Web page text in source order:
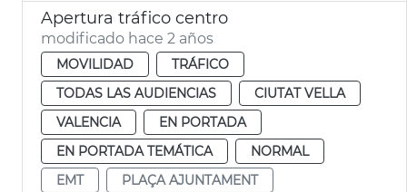
Apertura tráfico centro
modificado hace 2 años
MOVILIDAD
TRÁFICO
TODAS LAS AUDIENCIAS
CIUTAT VELLA
VALENCIA
EN PORTADA
EN PORTADA TEMÁTICA
NORMAL
EMT
PLAÇA AJUNTAMENT